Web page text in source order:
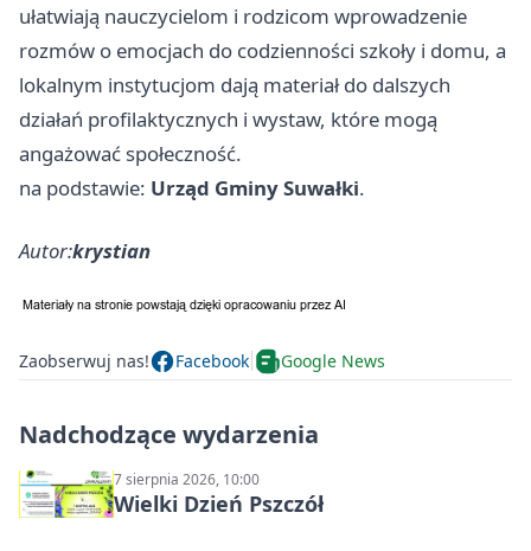
ułatwiają nauczycielom i rodzicom wprowadzenie
rozmów o emocjach do codzienności szkoły i domu, a
lokalnym instytucjom dają materiał do dalszych
działań profilaktycznych i wystaw, które mogą
angażować społeczność.
na podstawie: Urząd Gminy Suwałki.
Autor:krystian
Zaobserwuj nas! Facebook Google News
Nadchodzące wydarzenia
7 sierpnia 2026, 10:00
Wielki Dzień Pszczół